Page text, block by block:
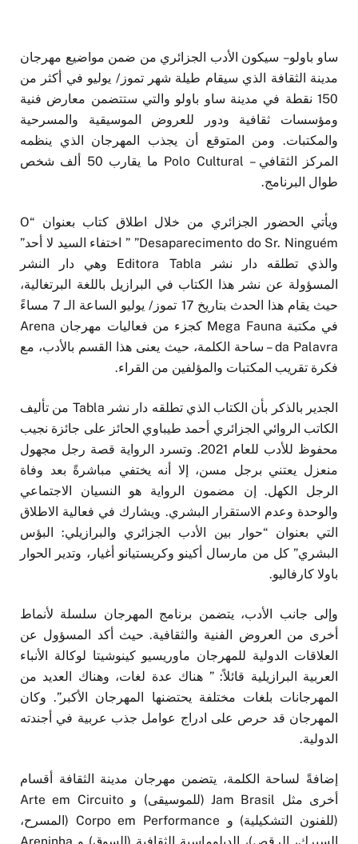
ساو باولو – سيكون الأدب الجزائري من ضمن مواضيع مهرجان
مدينة الثقافة الذي سيقام طيلة شهر تموز/ يوليو في أكثر من
150 نقطة في مدينة ساو باولو والتي ستتضمن معارض فنية
ومؤسسات ثقافية ودور للعروض الموسيقية والمسرحية
والمكتبات. ومن المتوقع أن يجذب المهرجان الذي ينظمه
المركز الثقافي – Polo Cultural ما يقارب 50 ألف شخص
طوال البرنامج.
ويأتي الحضور الجزائري من خلال اطلاق كتاب بعنوان “O
Desaparecimento do Sr. Ninguém” ” اختفاء السيد لا أحد”
والذي تطلقه دار نشر Editora Tabla وهي دار النشر
المسؤولة عن نشر هذا الكتاب في البرازيل باللغة البرتغالية،
حيث يقام هذا الحدث بتاريخ 17 تموز/ يوليو الساعة الـ 7 مساءً
في مكتبة Mega Fauna كجزء من فعاليات مهرجان Arena
da Palavra – ساحة الكلمة، حيث يعنى هذا القسم بالأدب، مع
فكرة تقريب المكتبات والمؤلفين من القراء.
الجدير بالذكر بأن الكتاب الذي تطلقه دار نشر Tabla من تأليف
الكاتب الروائي الجزائري أحمد طيباوي الحائز على جائزة نجيب
محفوظ للأدب للعام 2021. وتسرد الرواية قصة رجل مجهول
منعزل يعتني برجل مسن، إلا أنه يختفي مباشرةً بعد وفاة
الرجل الكهل. إن مضمون الرواية هو النسيان الاجتماعي
والوحدة وعدم الاستقرار البشري. ويشارك في فعالية الاطلاق
التي بعنوان “حوار بين الأدب الجزائري والبرازيلي: البؤس
البشري” كل من مارسال أكينو وكريستيانو أغيار، وتدير الحوار
باولا كارفاليو.
وإلى جانب الأدب، يتضمن برنامج المهرجان سلسلة لأنماط
أخرى من العروض الفنية والثقافية. حيث أكد المسؤول عن
العلاقات الدولية للمهرجان ماوريسيو كينوشيتا لوكالة الأنباء
العربية البرازيلية قائلاً: ” هناك عدة لغات، وهناك العديد من
المهرجانات بلغات مختلفة يحتضنها المهرجان الأكبر”. وكان
المهرجان قد حرص على ادراج عوامل جذب عربية في أجندته
الدولية.
إضافةً لساحة الكلمة، يتضمن مهرجان مدينة الثقافة أقسام
أخرى مثل Jam Brasil (للموسيقى) و Arte em Circuito
(للفنون التشكيلية) و Corpo em Performance (المسرح،